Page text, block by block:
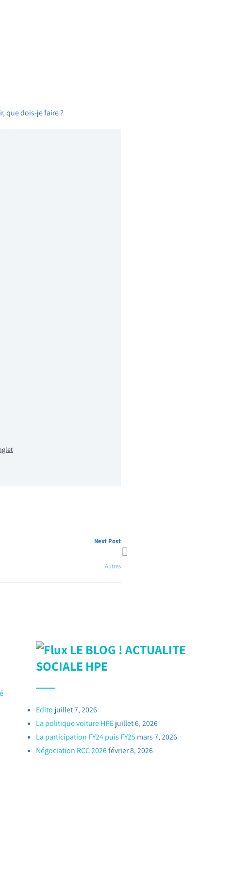
que dois-je faire ?
Next Post
Autres
LE BLOG ! ACTUALITE
SOCIALE HPE
Edito juillet 7, 2026
La politique voiture HPEjuillet 6, 2026
La participation FY24 puis FY25 mars 7, 2026
Négociation RCC 2026février 8, 2026